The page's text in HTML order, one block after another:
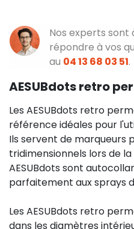
Nos experts
répondre à vos
au 04 13 68 03 51.
AESUBdots retro
Les AESUBdots retro
référence idéales pour
Ils servent de marqueurs
tridimensionnels lors de la
AESUBdots sont
parfaitement aux sprays
Les AESUBdots retro
dans les diamètres